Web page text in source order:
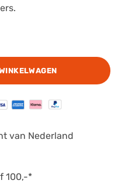
aantal
van Nederland
100,-*